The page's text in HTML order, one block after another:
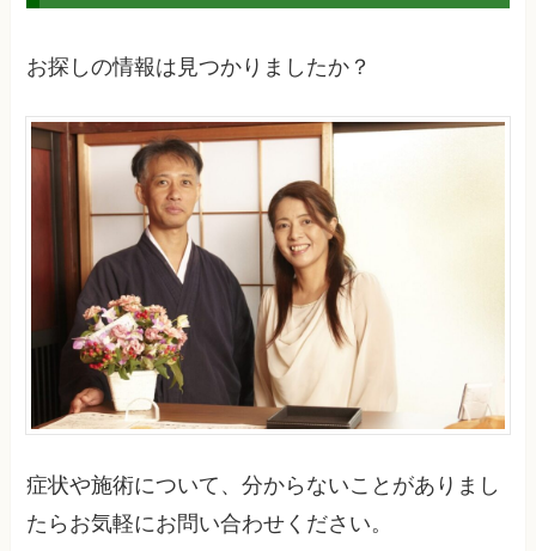
お探しの情報は見つかりましたか？
症状や施術について、分からないことがありまし
たらお気軽にお問い合わせください。